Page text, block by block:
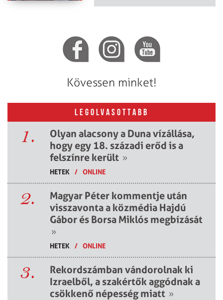
Kövessen minket!
LEGOLVASOTTABB
1.
Olyan alacsony a Duna vízállása,
hogy egy 18. századi erőd is a
felszínre került »
HETEK / ONLINE
2.
Magyar Péter kommentje után
visszavonta a közmédia Hajdú
Gábor és Borsa Miklós megbízását
»
HETEK / ONLINE
3.
Rekordszámban vándorolnak ki
Izraelből, a szakértők aggódnak a
csökkenő népesség miatt »